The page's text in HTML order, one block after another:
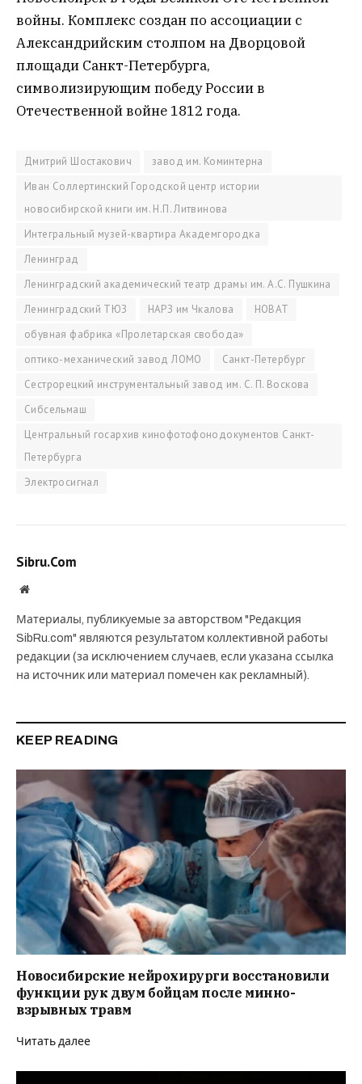
войны. Комплекс создан по ассоциации с
Александрийским столпом на Дворцовой
площади Санкт-Петербурга,
символизирующим победу России в
Отечественной войне 1812 года.
Дмитрий Шостакович
завод им. Коминтерна
Иван Соллертинский Городской центр истории
новосибирской книги им. Н.П. Литвинова
Интегральный музей-квартира Академгородка
Ленинград
Ленинградский академический театр драмы им. А.С. Пушкина
Ленинградский ТЮЗ
НАРЗ им Чкалова
НОВАТ
обувная фабрика «Пролетарская свобода»
оптико-механический завод ЛОМО
Санкт-Петербург
Сестрорецкий инструментальный завод им. С. П. Воскова
Сибсельмаш
Центральный госархив кинофотофонодокументов Санкт-
Петербурга
Электросигнал
Sibru.Com
Website
Материалы, публикуемые за авторством "Редакция
SibRu.com" являются результатом коллективной работы
редакции (за исключением случаев, если указана ссылка
на источник или материал помечен как рекламный).
KEEP READING
Новосибирские нейрохирурги восстановили
функции рук двум бойцам после минно-
взрывных травм
Читать далее